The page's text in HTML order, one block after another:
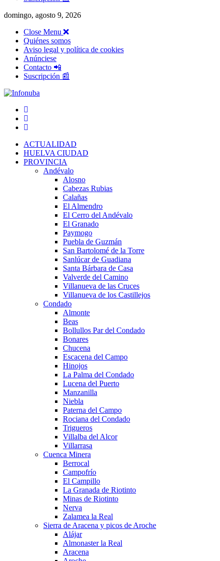
domingo, agosto 9, 2026
Close Menu
Quiénes somos
Aviso legal y política de cookies
Anúnciese
Contacto 📲
Suscripción 📰
ACTUALIDAD
HUELVA CIUDAD
PROVINCIA
Andévalo
Alosno
Cabezas Rubias
Calañas
El Almendro
El Cerro del Andévalo
El Granado
Paymogo
Puebla de Guzmán
San Bartolomé de la Torre
Sanlúcar de Guadiana
Santa Bárbara de Casa
Valverde del Camino
Villanueva de las Cruces
Villanueva de los Castillejos
Condado
Almonte
Beas
Bollullos Par del Condado
Bonares
Chucena
Escacena del Campo
Hinojos
La Palma del Condado
Lucena del Puerto
Manzanilla
Niebla
Paterna del Campo
Rociana del Condado
Trigueros
Villalba del Alcor
Villarrasa
Cuenca Minera
Berrocal
Campofrío
El Campillo
La Granada de Riotinto
Minas de Riotinto
Nerva
Zalamea la Real
Sierra de Aracena y picos de Aroche
Alájar
Almonaster la Real
Aracena